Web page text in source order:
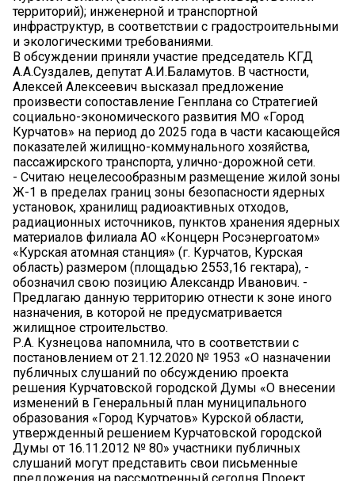
территорий); инженерной и транспортной
инфраструктур, в соответствии с градостроительными
и экологическими требованиями.
В обсуждении приняли участие председатель КГД
А.А.Суздалев, депутат А.И.Баламутов. В частности,
Алексей Алексеевич высказал предложение
произвести сопоставление Генплана со Стратегией
социально-экономического развития МО «Город
Курчатов» на период до 2025 года в части касающейся
показателей жилищно-коммунального хозяйства,
пассажирского транспорта, улично-дорожной сети.
- Считаю нецелесообразным размещение жилой зоны
Ж-1 в пределах границ зоны безопасности ядерных
установок, хранилищ радиоактивных отходов,
радиационных источников, пунктов хранения ядерных
материалов филиала АО «Концерн Росэнергоатом»
«Курская атомная станция» (г. Курчатов, Курская
область) размером (площадью 2553,16 гектара), -
обозначил свою позицию Александр Иванович. -
Предлагаю данную территорию отнести к зоне иного
назначения, в которой не предусматривается
жилищное строительство.
Р.А. Кузнецова напомнила, что в соответствии с
постановлением от 21.12.2020 № 1953 «О назначении
публичных слушаний по обсуждению проекта
решения Курчатовской городской Думы «О внесении
изменений в Генеральный план муниципального
образования «Город Курчатов» Курской области,
утвержденный решением Курчатовской городской
Думы от 16.11.2012 № 80» участники публичных
слушаний могут представить свои письменные
предложения на рассмотренный сегодня Проект